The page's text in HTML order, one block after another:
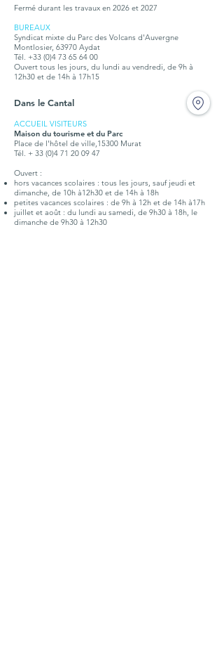
Fermé durant les travaux en 2026 et 2027
BUREAUX
Syndicat mixte du Parc des Volcans d'Auvergne
Montlosier, 63970 Aydat
Tél. +33 (0)4 73 65 64 00
Ouvert tous les jours, du lundi au vendredi, de 9h à
12h30 et de 14h à 17h15
Dans le Cantal
ACCUEIL VISITEURS
Maison du tourisme et du Parc
Place de l'hôtel de ville,15300 Murat
Tél. + 33 (0)4 71 20 09 47
Ouvert :
hors vacances scolaires : tous les jours, sauf jeudi et
dimanche, de 10h à12h30 et de 14h à 18h
petites vacances scolaires : de 9h à 12h et de 14h à17h
juillet et août : du lundi au samedi, de 9h30 à 18h, le
dimanche de 9h30 à 12h30